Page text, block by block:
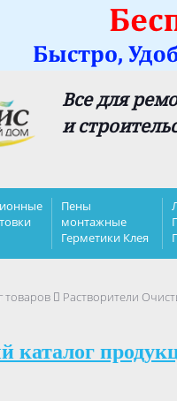
Все для
и
Пены
монтажные
Герметики Клея
товаров Растворители
каталог